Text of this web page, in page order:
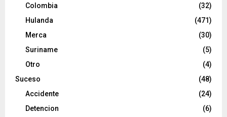
Colombia
(32)
Hulanda
(471)
Merca
(30)
Suriname
(5)
Otro
(4)
Suceso
(48)
Accidente
(24)
Detencion
(6)